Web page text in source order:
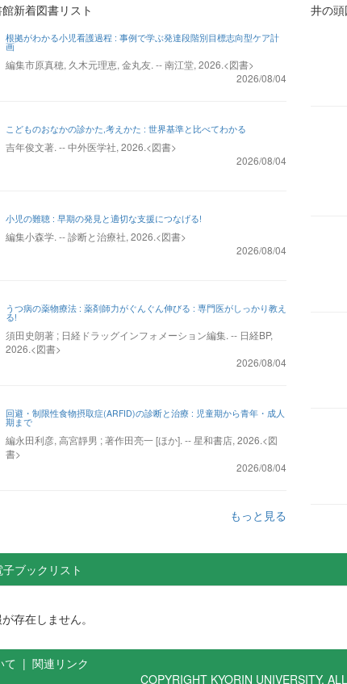
て | 関連リンク
COPYRIGHT KYORIN UNIVERSITY.
新着図書リスト
根拠がわかる小児看護過程 : 事例で学ぶ発達段階別目標志向型ケア計
画
編集市原真穂, 久木元理恵, 金丸友. -- 南江堂, 2026.<図書>
2026/08/04
こどものおなかの診かた,考えかた : 世界基準と比べてわかる
吉年俊文著. -- 中外医学社, 2026.<図書>
2026/08/04
小児の難聴 : 早期の発見と適切な支援につなげる!
編集小森学. -- 診断と治療社, 2026.<図書>
2026/08/04
うつ病の薬物療法 : 薬剤師力がぐんぐん伸びる : 専門医がしっかり教え
る!
須田史朗著 ; 日経ドラッグインフォメーション編集. -- 日経BP,
2026.<図書>
2026/08/04
回避・制限性食物摂取症(ARFID)の診断と治療 : 児童期から青年・成人
期まで
編永田利彦, 高宮靜男 ; 著作田亮一 [ほか]. -- 星和書店, 2026.<図
書>
2026/08/04
もっと見る
井の
ブックリスト
存在しません。